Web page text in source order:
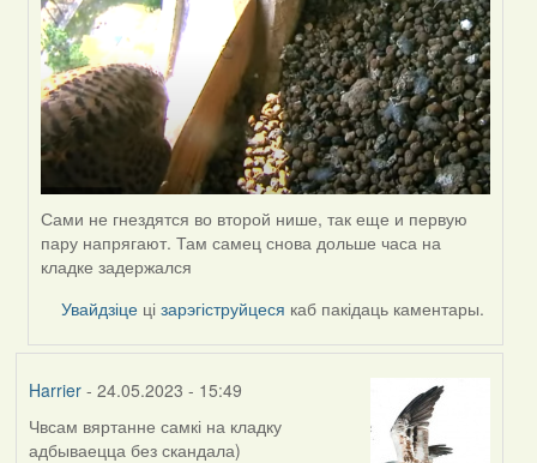
Сами не гнездятся во второй нише, так еще и первую
пару напрягают. Там самец снова дольше часа на
кладке задержался
Увайдзіце цізарэгіструйцеся каб пакідаць каментары.
Harrier- 24.05.2023 - 15:49
Чвсам вяртанне самкі на кладку
адбываецца без скандала)